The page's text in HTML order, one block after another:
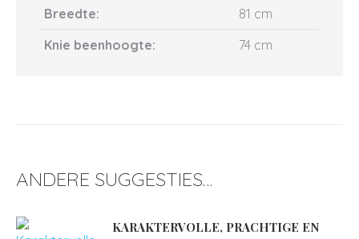
Breedte:
81 cm
Knie beenhoogte:
74 cm
ANDERE SUGGESTIES…
KARAKTERVOLLE, PRACHTIGE EN